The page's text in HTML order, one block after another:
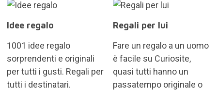
Idee regalo
1001 idee regalo
sorprendenti e originali
per tutti i gusti. Regali per
tutti i destinatari.
Regali per lui
Fare un regalo a un uomo
è facile su Curiosite,
quasi tutti hanno un
passatempo originale o